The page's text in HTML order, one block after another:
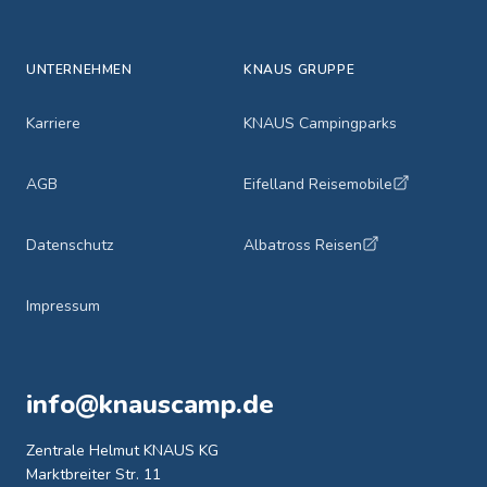
UNTERNEHMEN
Karriere
AGB
Datenschutz
Impressum
KNAUS GRUPPE
KNAUS Campingparks
Eifelland Reisemobile
Albatross Reisen
info@knauscamp.de
Zentrale Helmut KNAUS KG
Marktbreiter Str. 11